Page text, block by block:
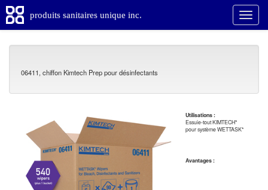
produits sanitaires unique inc.
06411, chiffon Kimtech Prep pour désinfectants
Utilisations :
Essuie-tout KIMTECH*
pour système WETTASK*
Avantages :